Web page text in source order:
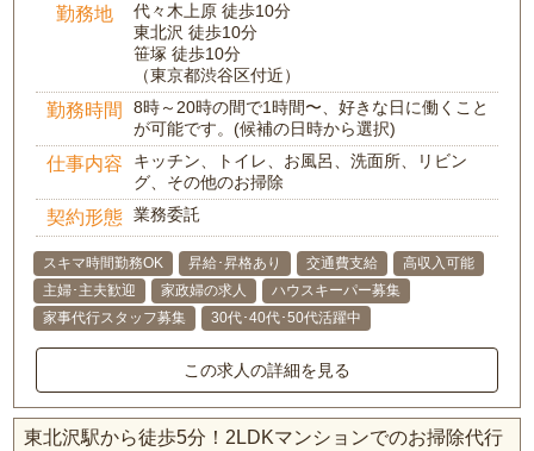
勤務地
代々木上原 徒歩10分
東北沢 徒歩10分
笹塚 徒歩10分
（東京都渋谷区付近）
勤務時間
8時～20時の間で1時間〜、好きな日に働くこと
が可能です。(候補の日時から選択)
仕事内容
キッチン、トイレ、お風呂、洗面所、リビン
グ、その他のお掃除
契約形態 業務委託
スキマ時間勤務OK 昇給･昇格あり 交通費支給
高収入可能
主婦･主夫歓迎
家政婦の求人
ハウスキーパー募集
家事代行スタッフ募集
30代･40代･50代活躍中
この求人の詳細を見る
東北沢駅から徒歩5分！2LDKマンションでのお掃除代行